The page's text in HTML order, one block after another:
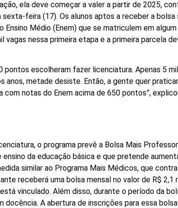
ela deve começar a valer a partir de 2025,
feira (17). Os alunos aptos a receber a
Ensino Médio (Enem) que se matriculem em
vagas nessa primeira etapa e a primeira parcela
pontos escolheram fazer licenciatura. Apenas 5
anos, metade desiste. Então, a gente quer
notas do Enem acima de 650 pontos”,
o programa prevê a Bolsa Mais
da educação básica e que pretende
similar ao Programa Mais Médicos, que
receberá uma bolsa mensal no valor de R$ 2,1
vinculado. Além disso, durante o período da
A abertura de inscrições para essa